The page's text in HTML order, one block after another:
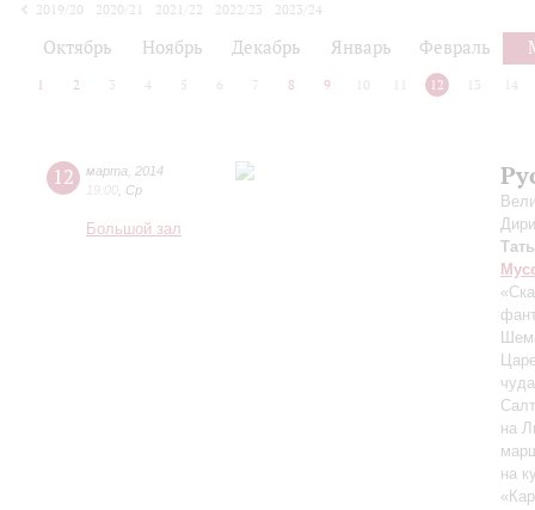
2019/20
2020/21 2021/22 2022/23
2023/24
Октябрь Ноябрь Декабрь Январь Февраль
1 2 3 4 5 6 7 8 9 10 12 13 14
12 марта
2014
19:00 Ср
Большой зал
на
на